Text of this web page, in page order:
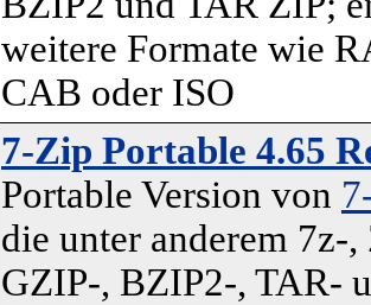
weitere Formate wie
CAB oder ISO
7-Zip Portable 4.65
Portable Version von
die unter anderem 7z-,
GZIP-, BZIP2-, TAR-